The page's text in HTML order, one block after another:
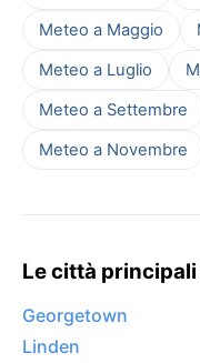
Meteo a Maggio
Meteo a Luglio
Meteo a Settembre
Meteo a Novembre
Le città principali
Georgetown
Linden